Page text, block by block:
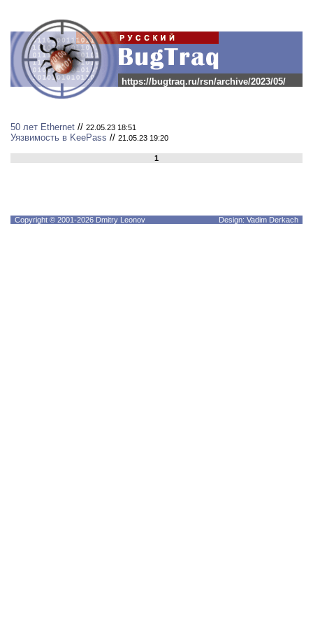
https://bugtraq.ru/rsn/archive/2023/05/
50 лет Ethernet // 22.05.23 18:51
Уязвимость в KeePass // 21.05.23 19:20
1
Copyright © 2001-2026 Dmitry Leonov Design: Vadim Derkach